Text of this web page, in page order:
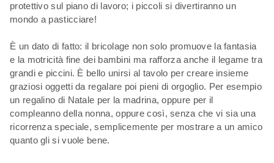
protettivo sul piano di lavoro; i piccoli si divertiranno un
mondo a pasticciare!
È un dato di fatto: il bricolage non solo promuove la fantasia
e la motricità fine dei bambini ma rafforza anche il legame tra
grandi e piccini. È bello unirsi al tavolo per creare insieme
graziosi oggetti da regalare poi pieni di orgoglio. Per esempio
un regalino di Natale per la madrina, oppure per il
compleanno della nonna, oppure così, senza che vi sia una
ricorrenza speciale, semplicemente per mostrare a un amico
quanto gli si vuole bene.